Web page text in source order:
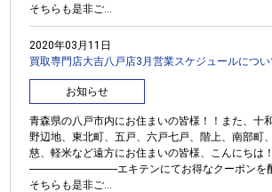
そちらも是非ご...
2020年03月11日
買取専門店大吉八戸店3月営業スケジュールについ
お知らせ
青森県の八戸市内にお住まいの皆様！！また、十
野辺地、東北町、五戸、六戸七戸、階上、南部町
慈、軽米など遠方にお住まいの皆様、こんにちは！！
---------------------------------エキテンにてお得なクーポン
そちらも是非ご...